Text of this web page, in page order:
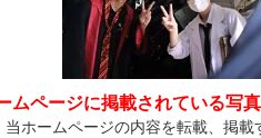
ムページに掲載されている写
当ホームページの内容を転載、掲載